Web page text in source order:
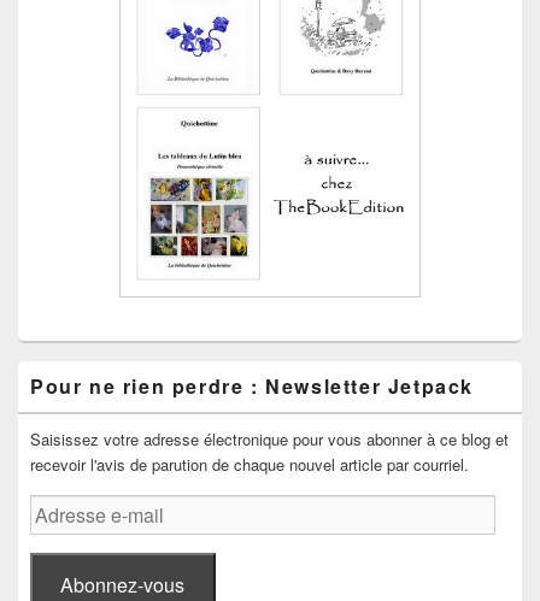
Pour ne rien perdre : Newsletter Jetpack
Saisissez votre adresse électronique pour vous abonner à ce blog et
recevoir l'avis de parution de chaque nouvel article par courriel.
Adresse
e-
mail
Abonnez-vous